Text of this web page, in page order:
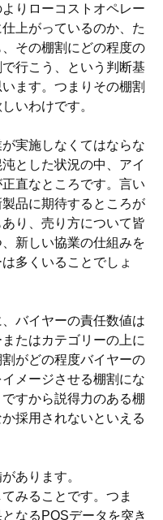
りローコストオペレー
上がっているのか、た
その棚割にどの程度の
行こう、という判断基
ます。つまりその棚割
いわけです。
実施しなくてはならな
とした状況の中、アイ
直なところです。言い
品に期待するところが
り、売り方について皆
新しい協業の仕組みを
多くいることでしょ
バイヤーの責任数値は
たはカテゴリーの上に
がどの程度バイヤーの
メージさせる棚割にな
すから説得力のある棚
採用されないといえる
あります。
みることです。つま
なるPOSデータを突き